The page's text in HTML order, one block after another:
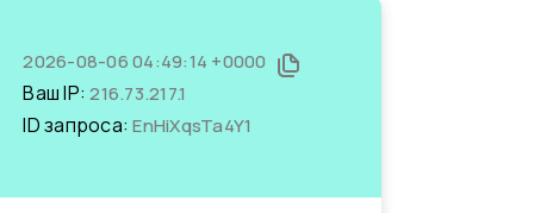
2026-08-06 04:49:14 +0000
Ваш IP:216.73.217.1
ID запроса:EnHiXqsTa4Y1